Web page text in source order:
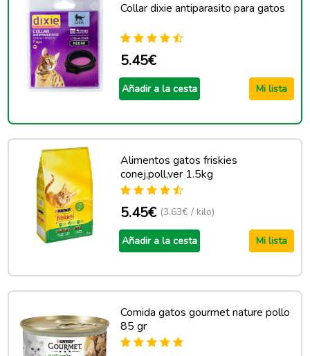
Collar dixie antiparasito para gatos
5.45€
Añadir a la cesta Mi lista
Alimentos gatos friskies
conej,poll,ver 1.5kg
5.45€ (3.63€ / kilo)
Añadir a la cesta Mi lista
Comida gatos gourmet nature pollo
85 gr